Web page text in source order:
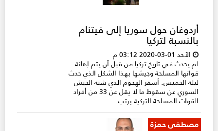
أردوغان حول سوريا إلى فيتنام
بالنسبة لتركيا
الأحد 01-03-2020 03:12 م
لم يحدث في تاريخ تركيا من قبل أن يتم إهانة
قواتها المسلحة وجيشها بهذا الشكل الذي حدث
ليلة الخميس. أسفر الهجوم الذي شنه الجيش
السوري عن سقوط ما لا يقل عن 33 من أفراد
القوات المسلحة التركية برتب ...
مصطفى حمزة